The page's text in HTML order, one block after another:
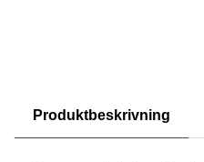
Produktbeskrivning